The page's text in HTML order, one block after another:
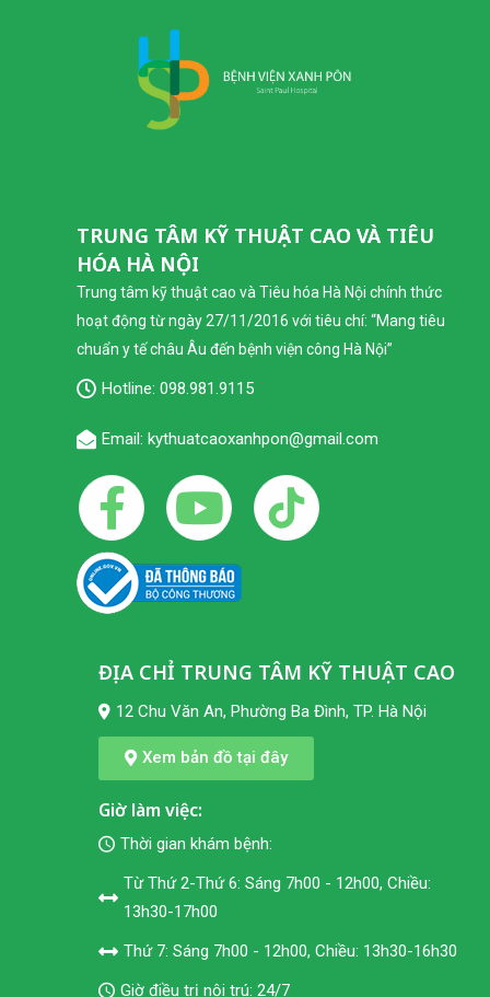
TRUNG TÂM KỸ THUẬT CAO VÀ TIÊU
HÓA HÀ NỘI
Trung tâm kỹ thuật cao và Tiêu hóa Hà Nội chính thức
hoạt động từ ngày 27/11/2016 với tiêu chí: “Mang tiêu
chuẩn y tế châu Âu đến bệnh viện công Hà Nội”
Hotline: 098.981.9115
Email: kythuatcaoxanhpon@gmail.com
ĐỊA CHỈ TRUNG TÂM KỸ THUẬT CAO
12 Chu Văn An, Phường Ba Đình, TP. Hà Nội
Xem bản đồ tại đây
Giờ làm việc:
Thời gian khám bệnh:
Từ Thứ 2-Thứ 6: Sáng 7h00 - 12h00, Chiều:
13h30-17h00
Thứ 7: Sáng 7h00 - 12h00, Chiều: 13h30-16h30
Giờ điều trị nội trú: 24/7